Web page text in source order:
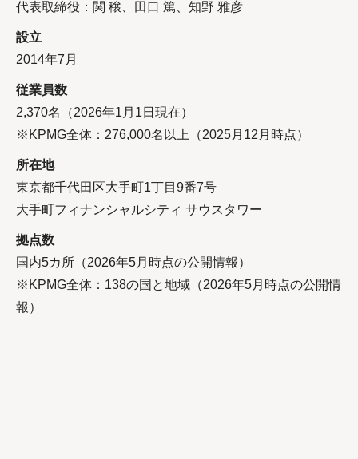
代表取締役：関 穣、田口 篤、知野 雅彦
設立
2014年7月
従業員数
2,370名（2026年1月1日現在）
※KPMG全体：276,000名以上（2025月12月時点）
所在地
東京都千代田区大手町1丁目9番7号
大手町フィナンシャルシティ サウスタワー
拠点数
国内5カ所（2026年5月時点の公開情報）
※KPMG全体：138の国と地域（2026年5月時点の公開情
報）